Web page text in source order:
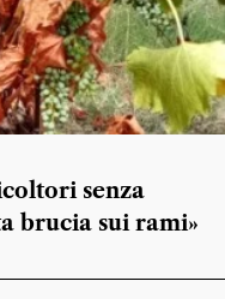
senza
brucia sui rami»